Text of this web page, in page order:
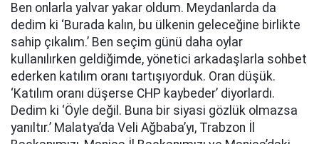
Ben onlarla yalvar yakar oldum. Meydanlarda da
dedim ki ‘Burada kalın, bu ülkenin geleceğine birlikte
sahip çıkalım.’ Ben seçim günü daha oylar
kullanılırken geldiğimde, yönetici arkadaşlarla sohbet
ederken katılım oranı tartışıyorduk. Oran düşük.
‘Katılım oranı düşerse CHP kaybeder’ diyorlardı.
Dedim ki ‘Öyle değil. Buna bir siyasi gözlük olmazsa
yanıltır.’ Malatya’da Veli Ağbaba’yı, Trabzon İl